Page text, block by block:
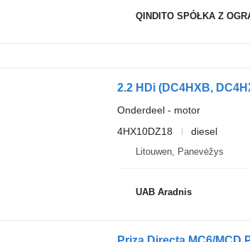
QINDITO SPÓŁKA Z
2.2 HDi (DC4HXB,
Onderdeel - motor
4HX10DZ18
diesel
Litouwen, Panevėžys
UAB Aradnis